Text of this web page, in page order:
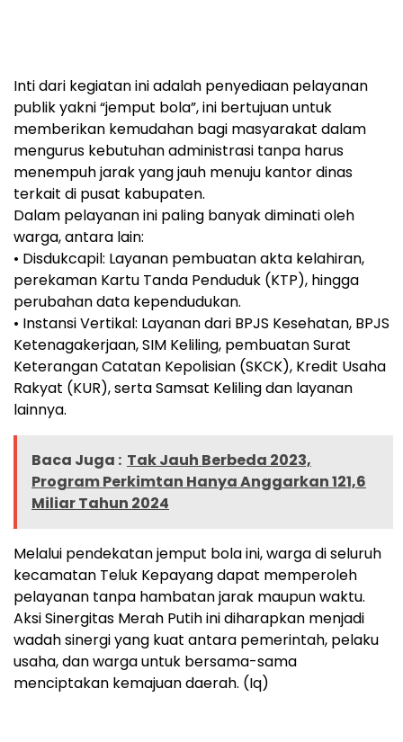
Inti dari kegiatan ini adalah penyediaan pelayanan
publik yakni “jemput bola”, ini bertujuan untuk
memberikan kemudahan bagi masyarakat dalam
mengurus kebutuhan administrasi tanpa harus
menempuh jarak yang jauh menuju kantor dinas
terkait di pusat kabupaten.
Dalam pelayanan ini paling banyak diminati oleh
warga, antara lain:
• Disdukcapil: Layanan pembuatan akta kelahiran,
perekaman Kartu Tanda Penduduk (KTP), hingga
perubahan data kependudukan.
• Instansi Vertikal: Layanan dari BPJS Kesehatan, BPJS
Ketenagakerjaan, SIM Keliling, pembuatan Surat
Keterangan Catatan Kepolisian (SKCK), Kredit Usaha
Rakyat (KUR), serta Samsat Keliling dan layanan
lainnya.
Baca Juga : Tak Jauh Berbeda 2023,
Program Perkimtan Hanya Anggarkan 121,6
Miliar Tahun 2024
Melalui pendekatan jemput bola ini, warga di seluruh
kecamatan Teluk Kepayang dapat memperoleh
pelayanan tanpa hambatan jarak maupun waktu.
Aksi Sinergitas Merah Putih ini diharapkan menjadi
wadah sinergi yang kuat antara pemerintah, pelaku
usaha, dan warga untuk bersama-sama
menciptakan kemajuan daerah. (Iq)